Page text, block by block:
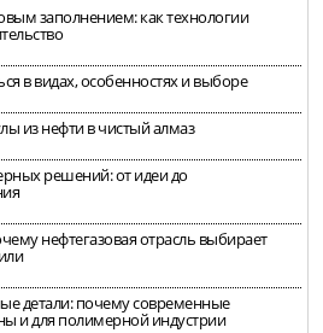
заполнением: как технологии
в видах, особенностях и выборе
из нефти в чистый алмаз
решений: от идеи до
нефтегазовая отрасль выбирает
детали: почему современные
и для полимерной индустрии